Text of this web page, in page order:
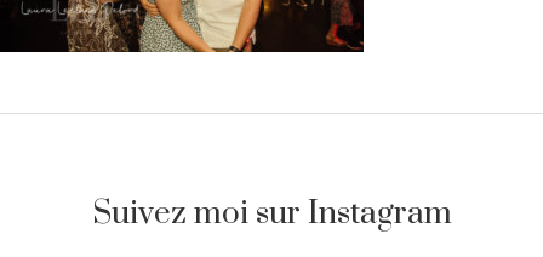
Suivez moi sur Instagram